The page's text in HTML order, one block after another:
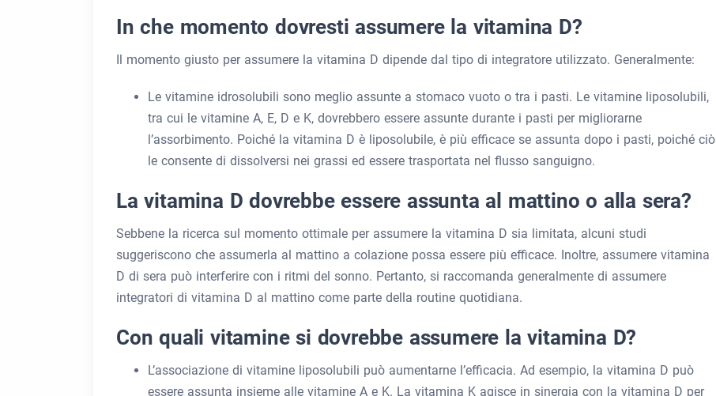
In che momento dovresti assumere la vitamina D?
Il momento giusto per assumere la vitamina D dipende dal tipo di integratore utilizzato. Generalmente:
Le vitamine idrosolubili sono meglio assunte a stomaco vuoto o tra i pasti. Le vitamine liposolubili,
tra cui le vitamine A, E, D e K, dovrebbero essere assunte durante i pasti per migliorarne
l’assorbimento. Poiché la vitamina D è liposolubile, è più efficace se assunta dopo i pasti, poiché ciò
le consente di dissolversi nei grassi ed essere trasportata nel flusso sanguigno.
La vitamina D dovrebbe essere assunta al mattino o alla sera?
Sebbene la ricerca sul momento ottimale per assumere la vitamina D sia limitata, alcuni studi
suggeriscono che assumerla al mattino a colazione possa essere più efficace. Inoltre, assumere vitamina
D di sera può interferire con i ritmi del sonno. Pertanto, si raccomanda generalmente di assumere
integratori di vitamina D al mattino come parte della routine quotidiana.
Con quali vitamine si dovrebbe assumere la vitamina D?
L’associazione di vitamine liposolubili può aumentarne l’efficacia. Ad esempio, la vitamina D può
essere assunta insieme alle vitamine A e K. La vitamina K agisce in sinergia con la vitamina D per